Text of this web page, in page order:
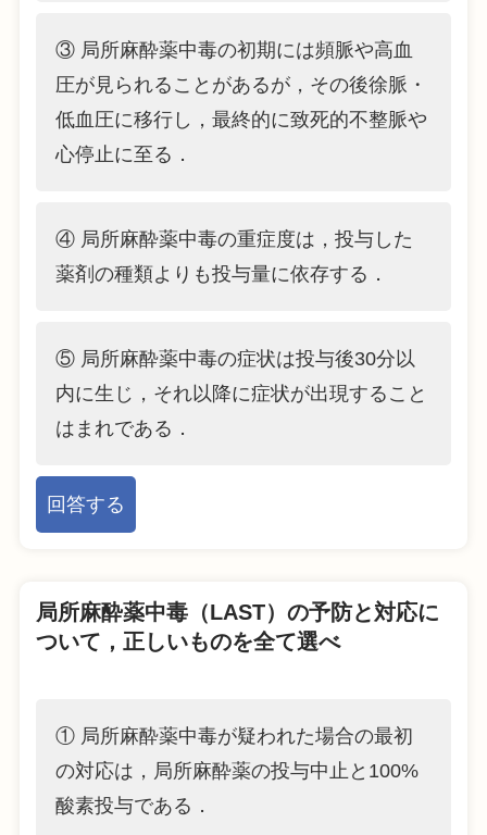
③ 局所麻酔薬中毒の初期には頻脈や高血
圧が見られることがあるが，その後徐脈・
低血圧に移行し，最終的に致死的不整脈や
心停止に至る．
④ 局所麻酔薬中毒の重症度は，投与した
薬剤の種類よりも投与量に依存する．
⑤ 局所麻酔薬中毒の症状は投与後30分以
内に生じ，それ以降に症状が出現すること
はまれである．
回答する
局所麻酔薬中毒（LAST）の予防と対応に
ついて，正しいものを全て選べ
① 局所麻酔薬中毒が疑われた場合の最初
の対応は，局所麻酔薬の投与中止と100%
酸素投与である．